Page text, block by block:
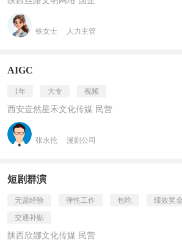
铁女士 人力主管
AIGC
1年 大专 视频
西安壹然星禾文化传媒 民营
张永伦 漫剧公司
短剧群演
无需经验 弹性工作 包吃 绩效奖金
交通补贴
陕西欣娜文化传媒 民营